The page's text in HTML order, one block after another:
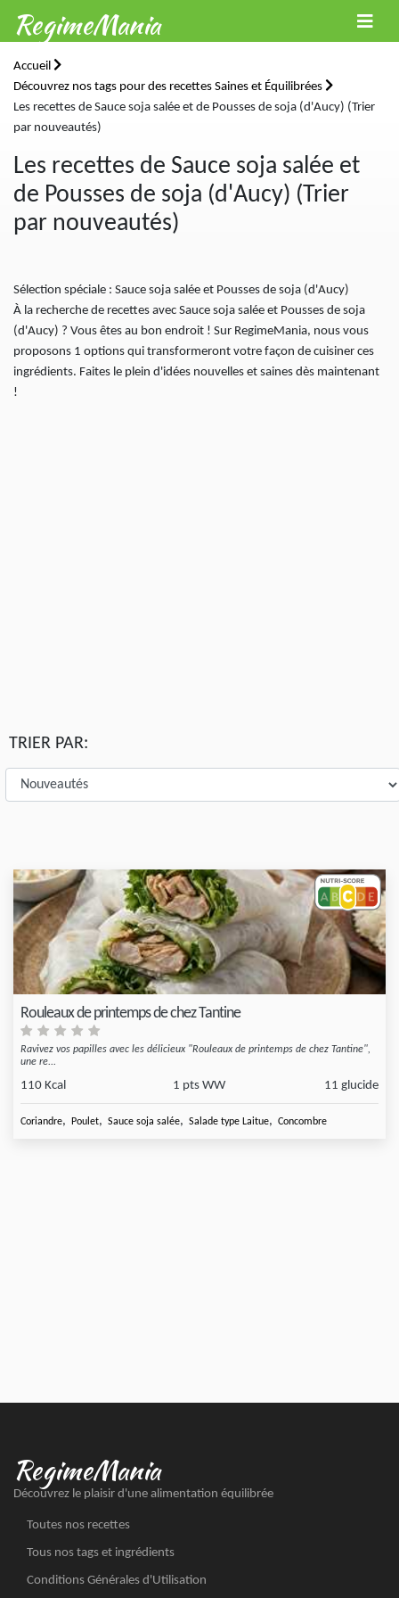
RegimeMania
Accueil
Découvrez nos tags pour des recettes Saines et Équilibrées
Les recettes de Sauce soja salée et de Pousses de soja (d'Aucy) (Trier
par nouveautés)
Les recettes de Sauce soja salée et
de Pousses de soja (d'Aucy) (Trier
par nouveautés)
Sélection spéciale : Sauce soja salée et Pousses de soja (d'Aucy)
À la recherche de recettes avec Sauce soja salée et Pousses de soja
(d'Aucy) ? Vous êtes au bon endroit ! Sur RegimeMania, nous vous
proposons 1 options qui transformeront votre façon de cuisiner ces
ingrédients. Faites le plein d'idées nouvelles et saines dès maintenant
!
TRIER PAR:
Rouleaux de printemps de chez Tantine
Ravivez vos papilles avec les délicieux "Rouleaux de printemps de chez Tantine",
une re...
110 Kcal 1 pts WW 11 glucide
Coriandre, Poulet, Sauce soja salée, Salade type Laitue, Concombre
RegimeMania
Découvrez le plaisir d'une alimentation équilibrée
Toutes nos recettes
Tous nos tags et ingrédients
Conditions Générales d'Utilisation